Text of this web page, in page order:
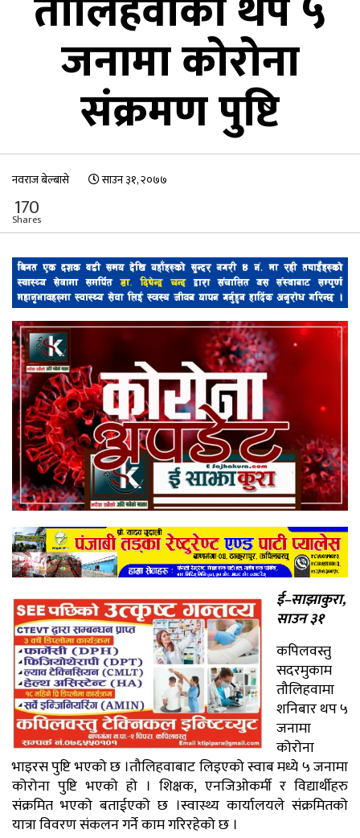
जनामा कोरोना
संक्रमण पुष्टि
नवराज बेल्बासे साउन ३१, २०७७
170
Shares
ई–साझाकुरा,
साउन ३१
कपिलवस्तु
सदरमुकाम
तौलिहवामा
शनिबार थप ५
जनामा
कोरोना
भाइरस पुष्टि भएको छ ।तौलिहवाबाट लिइएको स्वाब मध्ये ५ जनामा
कोरोना पुष्टि भएको हो । शिक्षक, एनजिओकर्मी र विद्यार्थीहरु
संक्रमित भएको बताईएको छ ।स्वास्थ्य कार्यालयले संक्रमितको
यात्रा विवरण संकलन गर्ने काम गरिरहेको छ ।